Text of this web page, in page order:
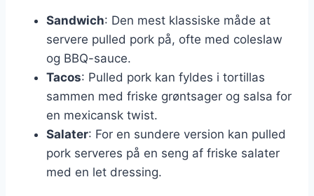
Sandwich: Den mest klassiske måde at
servere pulled pork på, ofte med coleslaw
og BBQ-sauce.
Tacos: Pulled pork kan fyldes i tortillas
sammen med friske grøntsager og salsa for
en mexicansk twist.
Salater: For en sundere version kan pulled
pork serveres på en seng af friske salater
med en let dressing.